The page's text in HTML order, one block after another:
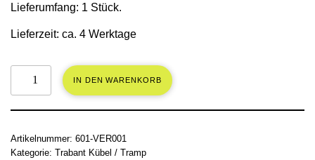
Lieferumfang: 1 Stück.
Lieferzeit: ca. 4 Werktage
IN DEN WARENKORB
Artikelnummer: 601-VER001
Kategorie: Trabant Kübel / Tramp